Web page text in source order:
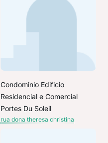
Condominio Edificio
Residencial e Comercial
Portes Du Soleil
rua dona theresa christina